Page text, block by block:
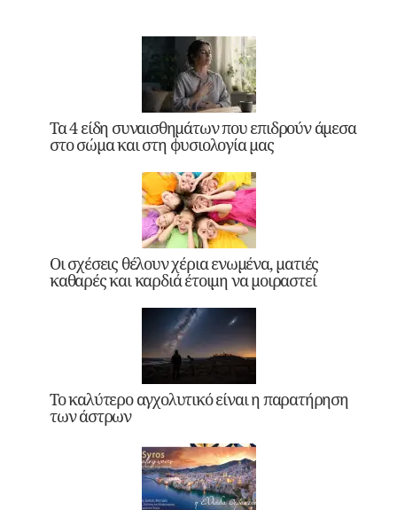
Τα 4 είδη συναισθημάτων που επιδρούν άμεσα
στο σώμα και στη φυσιολογία μας
Οι σχέσεις θέλουν χέρια ενωμένα, ματιές
καθαρές και καρδιά έτοιμη να μοιραστεί
Το καλύτερο αγχολυτικό είναι η παρατήρηση
των άστρων